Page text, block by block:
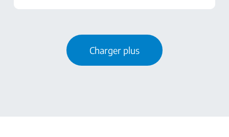
Charger plus